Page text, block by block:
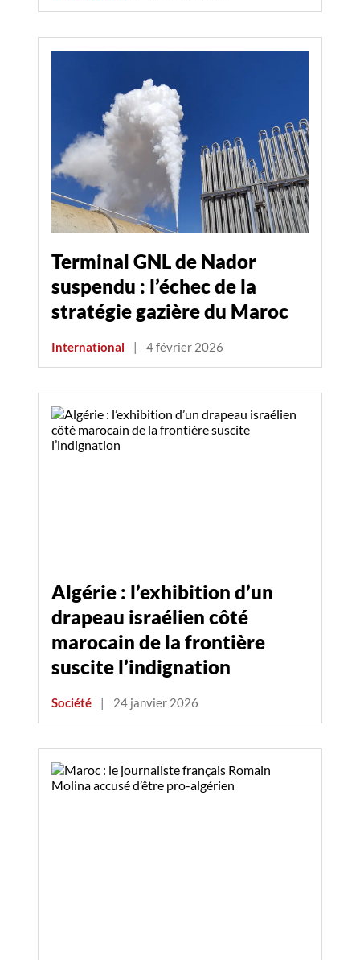
Terminal GNL de Nador
suspendu : l’échec de la
stratégie gazière du Maroc
International | 4 février 2026
Algérie : l’exhibition d’un
drapeau israélien côté
marocain de la frontière
suscite l’indignation
Société | 24 janvier 2026